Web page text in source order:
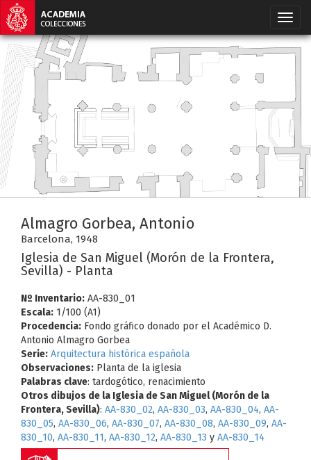
Almagro Gorbea, Antonio
Barcelona, 1948
Iglesia de San Miguel (Morón de la Frontera,
Sevilla) - Planta
Nº Inventario: AA-830_01
Escala: 1/100 (A1)
Procedencia: Fondo gráfico donado por el Académico D.
Antonio Almagro Gorbea
Serie: Arquitectura histórica española
Observaciones: Planta de la iglesia
Palabras clave: tardogótico, renacimiento
Otros dibujos de la Iglesia de San Miguel (Morón de la
Frontera, Sevilla): AA-830_02, AA-830_03, AA-830_04, AA-
830_05, AA-830_06, AA-830_07, AA-830_08, AA-830_09, AA-
830_10, AA-830_11, AA-830_12, AA-830_13 y AA-830_14